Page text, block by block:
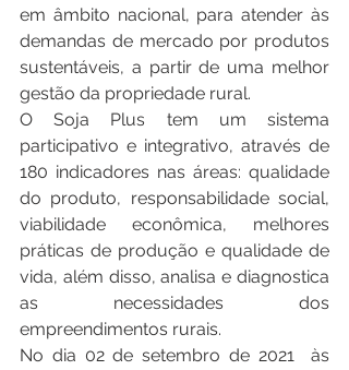
em âmbito nacional, para atender às
demandas de mercado por produtos
sustentáveis, a partir de uma melhor
gestão da propriedade rural.
O Soja Plus tem um sistema
participativo e integrativo, através de
180 indicadores nas áreas: qualidade
do produto, responsabilidade social,
viabilidade econômica, melhores
práticas de produção e qualidade de
vida, além disso, analisa e diagnostica
as necessidades dos
empreendimentos rurais.
No dia 02 de setembro de 2021  às